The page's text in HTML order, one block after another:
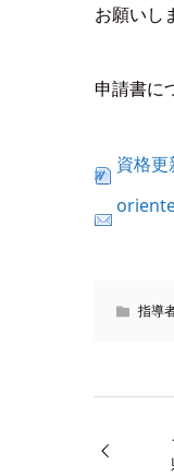
お願いし
申請書に
資格
指導